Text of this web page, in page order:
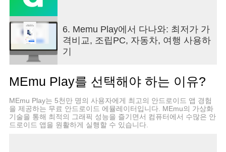
1. 가격비교는 역시 다나와
8,000만 건에 달하는 방대한 상품 정보를 바탕으로
어디에서나 똑똑하게 제품 비교도! 최저가 안내도!
척척~
라이브 쇼핑도 헤매지 말고 쉽고 편하게 다나와
3. CM에게 물어봐!
나에게 딱 맞는 상품은? 요즘 잘 나가는 상품은?
6. Memu Play에서 다나와: 최저가 가
격비교, 조립PC, 자동차, 여행 사용하
기
MEmu Play를 선택해야 하는 이유?
MEmu Play는 5천만 명의 사용자에게 최고의 안드로이드 앱 경험
을 제공하는 무료 안드로이드 에뮬레이터입니다. MEmu의 가상화
기술을 통해 최적의 그래픽 성능을 즐기면서 컴퓨터에서 수많은 안
드로이드 앱을 원활하게 실행할 수 있습니다.